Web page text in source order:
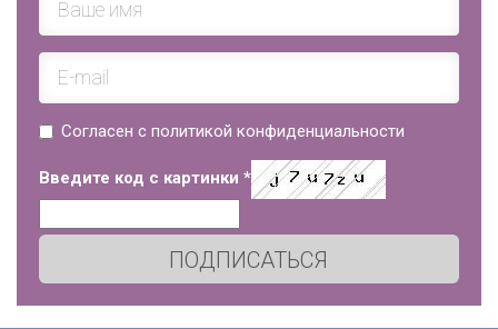
Согласен с политикой конфиденциальности
Введите код с картинки *
ПОДПИСАТЬСЯ